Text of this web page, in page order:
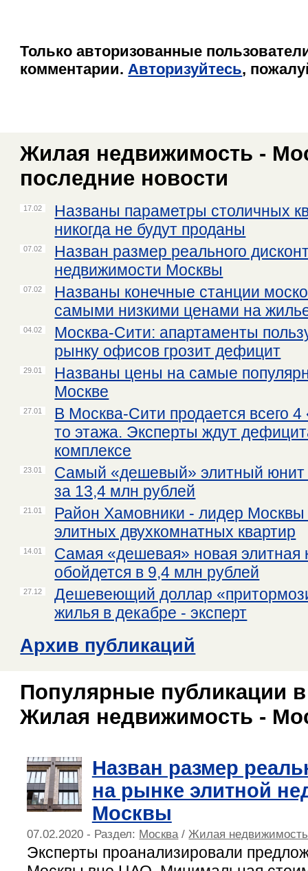
Только авторизованные
комментарии. Авторизуйтесь,
Жилая недвижимость -
последние новости
17.02
Названы параметры столичных
никогда не будут проданы
07.02
Назван размер реального
недвижимости Москвы
07.02
Названы конечные станции
самыми низкими ценами на
04.02
Москва-Сити: апартаменты
рынку офисов грозит дефицит
29.01
Названы цены на самые
Москве
27.01
В Москва-Сити продается всего
то этажа. Эксперты ждут
комплексе
23.01
Самый «дешевый» элитный
за 13,4 млн рублей
21.01
Район Хамовники - лидер Москвы
элитных двухкомнатных квартир
14.01
Самая «дешевая» новая элитная
обойдется в 9,4 млн рублей
27.12
Дешевеющий доллар
жилья в декабре - эксперт
Архив публикаций
Популярные публикации
Жилая недвижимость -
Назван размер
на рынке элитной
Москвы
07.02.2020 - Раздел: Москва/Жилая недвижимость
Эксперты проанализировали